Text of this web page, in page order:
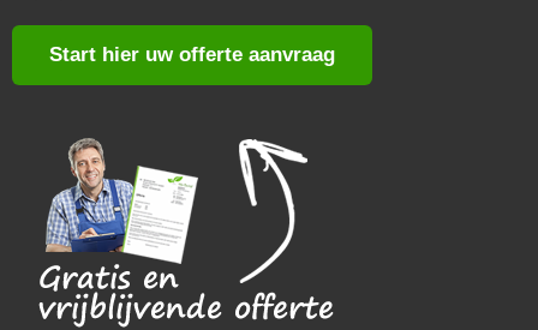
Start hier uw offerte aanvraag